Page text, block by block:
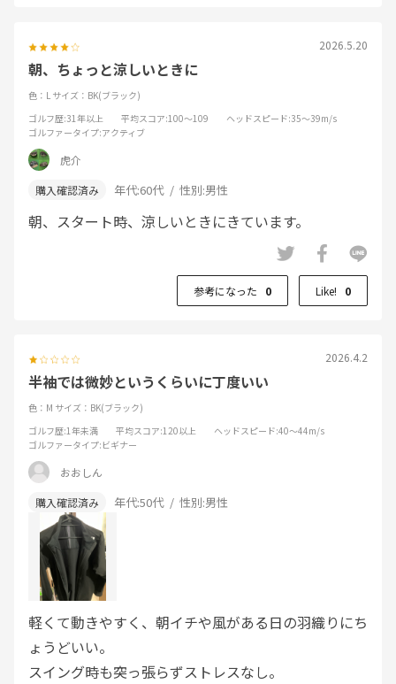
2026.5.20
朝、ちょっと涼しいときに
色：L サイズ：BK(ブラック)
ゴルフ歴:31年以上 平均スコア:100～109 ヘッドスピード:35～39m/s
ゴルファータイプ:アクティブ
虎介
年代:60代 性別:男性
朝、スタート時、涼しいときにきています。
参考になった 0 Like! 0
2026.4.2
半袖では微妙というくらいに丁度いい
色：M サイズ：BK(ブラック)
ゴルフ歴:1年未満 平均スコア:120以上 ヘッドスピード:40～44m/s
ゴルファータイプ:ビギナー
おおしん
年代:50代 性別:男性
軽くて動きやすく、朝イチや風がある日の羽織りにち
ょうどいい。
スイング時も突っ張らずストレスなし。